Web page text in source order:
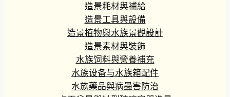
造景耗材與補給
造景工具與設備
造景植物與水族景觀設計
造景素材與裝飾
水族饲料與營養補充
水族设备与水族箱配件
水族藥品與病蟲害防治